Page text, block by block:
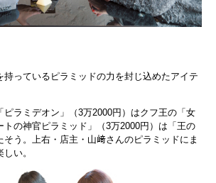
持っているピラミッドの力を封じ込めたアイテ
ピラミデオン」（3万2000円）はクフ王の「女
トの神官ピラミッド」（3万2000円）は「王の
そう。上右・店主・山﨑さんのピラミッドにま
い。